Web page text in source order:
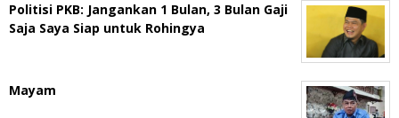
Politisi PKB: Jangankan 1 Bulan, 3 Bulan Gaji
Saja Saya Siap untuk Rohingya
Mayam